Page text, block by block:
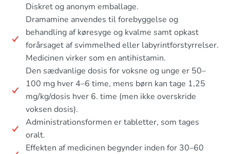
Diskret og anonym emballage.
Dramamine anvendes til forebyggelse og
behandling af køresyge og kvalme samt opkast
forårsaget af svimmelhed eller labyrintforstyrrelser.
Medicinen virker som en antihistamin.
Den sædvanlige dosis for voksne og unge er 50–
100 mg hver 4–6 time, mens børn kan tage 1,25
mg/kg/dosis hver 6. time (men ikke overskride
voksen dosis).
Administrationsformen er tabletter, som tages
oralt.
Effekten af medicinen begynder inden for 30–60